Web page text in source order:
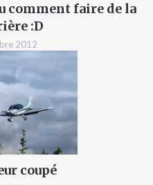
comment faire de la
:D
2012
coupé